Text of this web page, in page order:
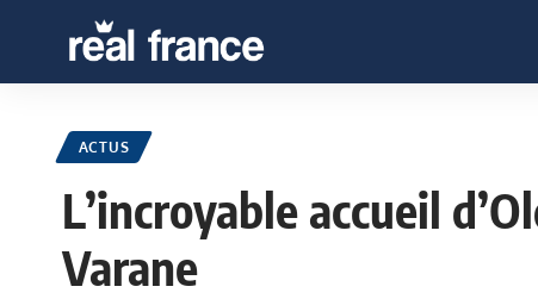
ACTUS
L’incroyable accueil
Varane